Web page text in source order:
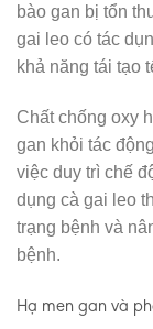
bào gan bị tổn
gai leo có tác
khả năng tái tạo
Chất chống oxy
gan khỏi tác
việc duy trì chế
dụng cà gai leo
trạng bệnh và
bệnh.
Hạ men gan và